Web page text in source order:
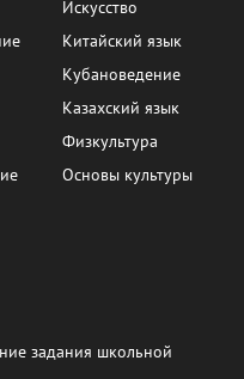
Искусство
Китайский язык
Кубановедение
Казахский язык
Физкультура
Основы культуры
задания школьной